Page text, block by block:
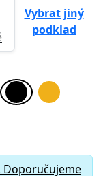
Vybrat jiný
podklad
Doporučujeme